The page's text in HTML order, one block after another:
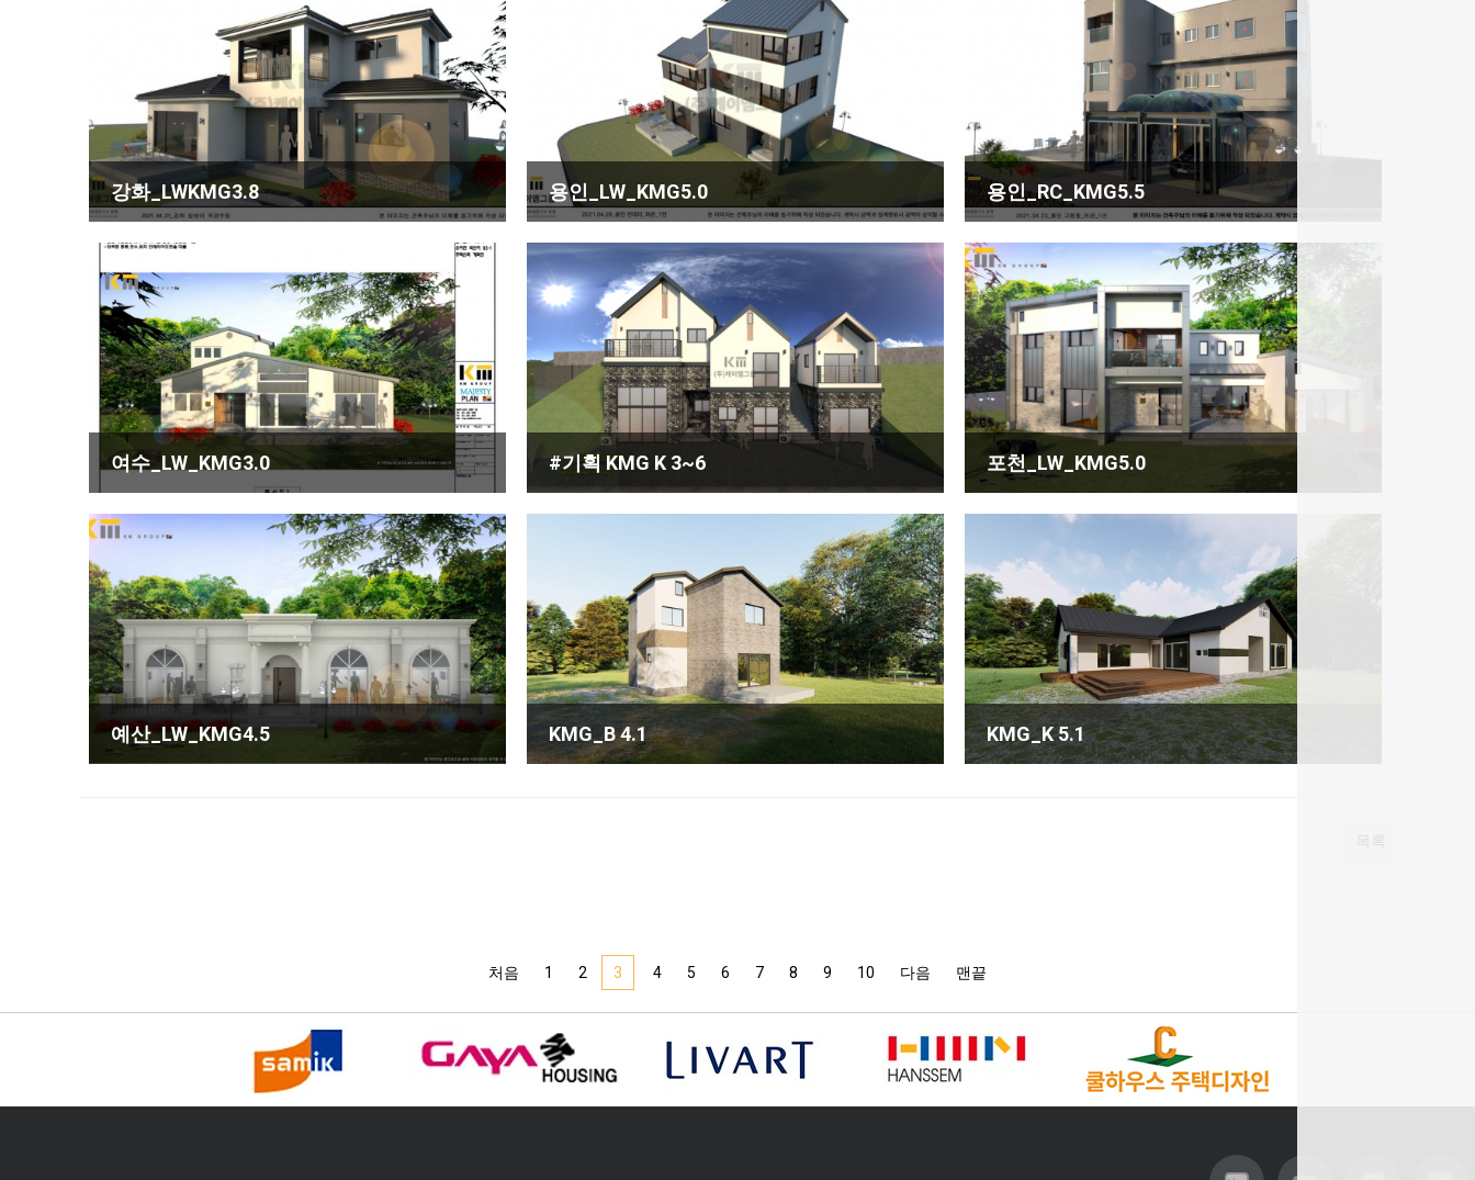
강화_LWKMG3.8 용인_LW_KMG5.0 용인_RC_KMG5.5
여수_LW_KMG3.0 #기획 KMG K 3~6 포천_LW_KMG5.0
예산_LW_KMG4.5 KMG_B 4.1 KMG_K 5.1
목록
처음 1 2 3 4 5 6 7 8 9 10 다음 맨끝